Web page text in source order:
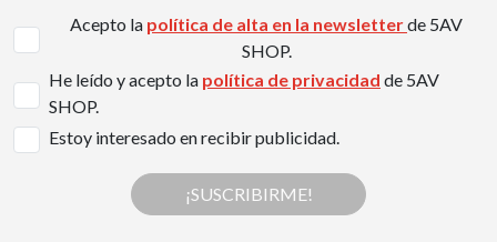
Acepto la política de alta en la newsletterde 5AV
SHOP.
He leído y acepto la política de privacidad de 5AV
SHOP.
Estoy interesado en recibir publicidad.
¡SUSCRIBIRME!